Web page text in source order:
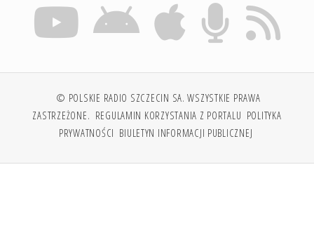
© POLSKIE RADIO SZCZECIN SA. WSZYSTKIE PRAWA
ZASTRZEŻONE. REGULAMIN KORZYSTANIA Z PORTALU POLITYKA
PRYWATNOŚCI BIULETYN INFORMACJI PUBLICZNEJ